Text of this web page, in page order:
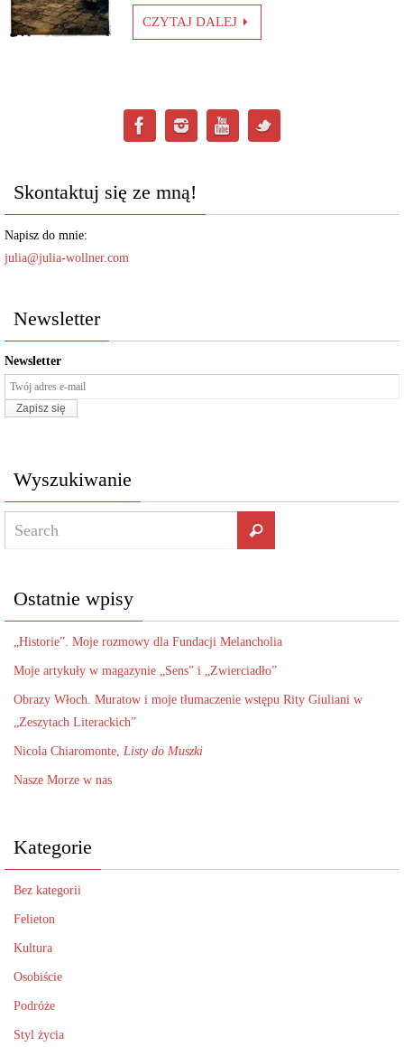
CZYTAJ DALEJ
Skontaktuj się ze mną!
Napisz do mnie:
julia@julia-wollner.com
Newsletter
Newsletter
Wyszukiwanie
Ostatnie wpisy
„Historie”. Moje rozmowy dla Fundacji Melancholia
Moje artykuły w magazynie „Sens” i „Zwierciadło”
Obrazy Włoch. Muratow i moje tłumaczenie wstępu Rity Giuliani w
„Zeszytach Literackich”
Nicola Chiaromonte, Listy do Muszki
Nasze Morze w nas
Kategorie
Bez kategorii
Felieton
Kultura
Osobiście
Podróże
Styl życia